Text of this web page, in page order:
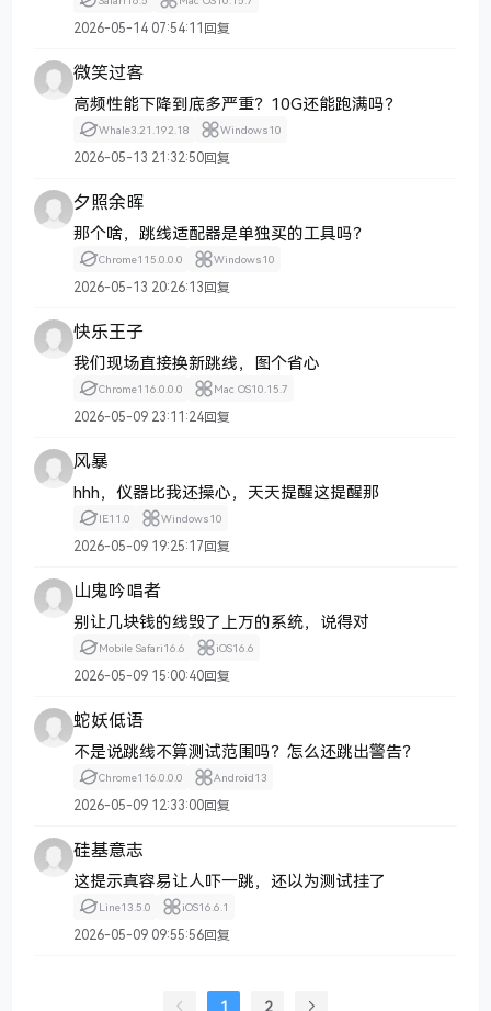
2026-05-14 07:54:11回复
微笑过客
高频性能下降到底多严重？10G还能跑满吗？
Whale3.21.192.18 Windows10
2026-05-13 21:32:50回复
夕照余晖
那个啥，跳线适配器是单独买的工具吗？
Chrome115.0.0.0 Windows10
2026-05-13 20:26:13回复
快乐王子
我们现场直接换新跳线，图个省心
Chrome116.0.0.0 Mac OS10.15.7
2026-05-09 23:11:24回复
风暴
hhh，仪器比我还操心，天天提醒这提醒那
IE11.0 Windows10
2026-05-09 19:25:17回复
山鬼吟唱者
别让几块钱的线毁了上万的系统，说得对
Mobile Safari16.6 iOS16.6
2026-05-09 15:00:40回复
蛇妖低语
不是说跳线不算测试范围吗？怎么还跳出警告？
Chrome116.0.0.0 Android13
2026-05-09 12:33:00回复
硅基意志
这提示真容易让人吓一跳，还以为测试挂了
Line13.5.0 iOS16.6.1
2026-05-09 09:55:56回复
1 2